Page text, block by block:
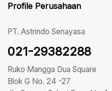
Profile Perusahaan
PT. Astrindo Senayasa
021-29382288
Ruko Mangga Dua Square
Blok G No. 24 -27